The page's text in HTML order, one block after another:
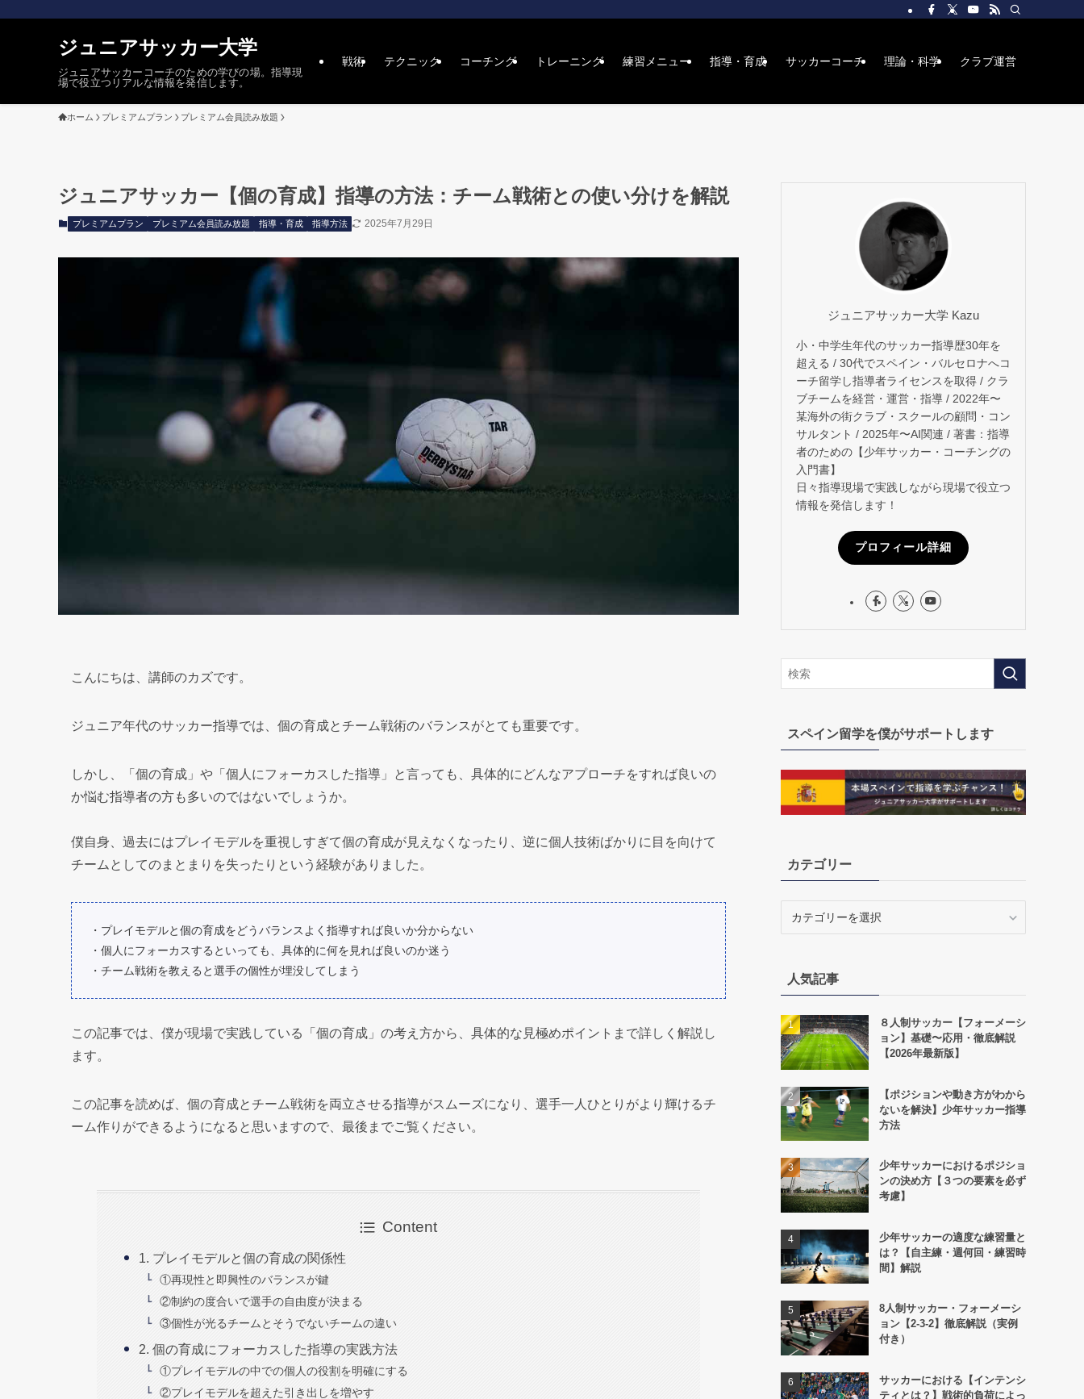
ジュニアサッカー大学
ジュニアサッカーコーチのための学びの場。指導現
場で役立つリアルな情報を発信します。
戦術 テクニック コーチング トレーニング 練習メニュー 指導・育成 サッカーコーチ 理論・科学 クラブ運営
ホーム プレミアムプラン プレミアム会員読み放題
ジュニアサッカー【個の育成】指導の方法：チーム戦術との使い分けを解説
プレミアムプラン プレミアム会員読み放題 指導・育成 指導方法 2025年7月29日
こんにちは、講師のカズです。
ジュニア年代のサッカー指導では、個の育成とチーム戦術のバランスがとても重要です。
しかし、「個の育成」や「個人にフォーカスした指導」と言っても、具体的にどんなアプローチをすれば良いの
か悩む指導者の方も多いのではないでしょうか。
僕自身、過去にはプレイモデルを重視しすぎて個の育成が見えなくなったり、逆に個人技術ばかりに目を向けて
チームとしてのまとまりを失ったりという経験がありました。
・プレイモデルと個の育成をどうバランスよく指導すれば良いか分からない
・個人にフォーカスするといっても、具体的に何を見れば良いのか迷う
・チーム戦術を教えると選手の個性が埋没してしまう
この記事では、僕が現場で実践している「個の育成」の考え方から、具体的な見極めポイントまで詳しく解説し
ます。
この記事を読めば、個の育成とチーム戦術を両立させる指導がスムーズになり、選手一人ひとりがより輝けるチ
ーム作りができるようになると思いますので、最後までご覧ください。
Content
1. プレイモデルと個の育成の関係性
①再現性と即興性のバランスが鍵
②制約の度合いで選手の自由度が決まる
③個性が光るチームとそうでないチームの違い
2. 個の育成にフォーカスした指導の実践方法
①プレイモデルの中での個人の役割を明確にする
②プレイモデルを超えた引き出しを増やす
ジュニアサッカー大学 Kazu
小・中学生年代のサッカー指導歴30年を
超える / 30代でスペイン・バルセロナへコ
ーチ留学し指導者ライセンスを取得 / クラ
ブチームを経営・運営・指導 / 2022年〜
某海外の街クラブ・スクールの顧問・コン
サルタント / 2025年〜AI関連 / 著書：指導
者のための【少年サッカー・コーチングの
入門書】
日々指導現場で実践しながら現場で役立つ
情報を発信します！
プロフィール詳細
スペイン留学を僕がサポートします
カテゴリー
ー人気記事
８人制サッカー【フォーメーシ
ョン】基礎〜応用・徹底解説
【2026年最新版】
【ポジションや動き方がわから
ないを解決】少年サッカー指導
方法
少年サッカーにおけるポジショ
ンの決め方【３つの要素を必ず
考慮】
少年サッカーの適度な練習量と
は？【自主練・週何回・練習時
間】解説
8人制サッカー・フォーメーシ
ョン【2-3-2】徹底解説（実例
付き）
サッカーにおける【インテンシ
ティとは？】戦術的負荷によっ